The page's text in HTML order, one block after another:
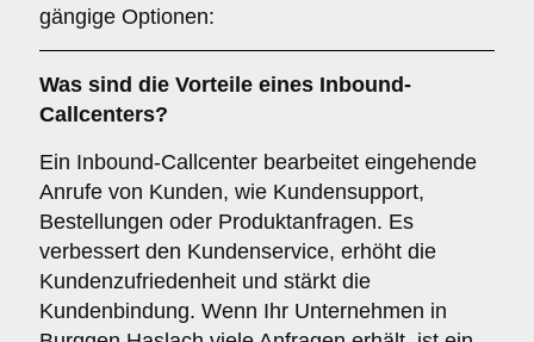
gängige Optionen:
Was sind die Vorteile eines Inbound-
Callcenters?
Ein Inbound-Callcenter bearbeitet eingehende
Anrufe von Kunden, wie Kundensupport,
Bestellungen oder Produktanfragen. Es
verbessert den Kundenservice, erhöht die
Kundenzufriedenheit und stärkt die
Kundenbindung. Wenn Ihr Unternehmen in